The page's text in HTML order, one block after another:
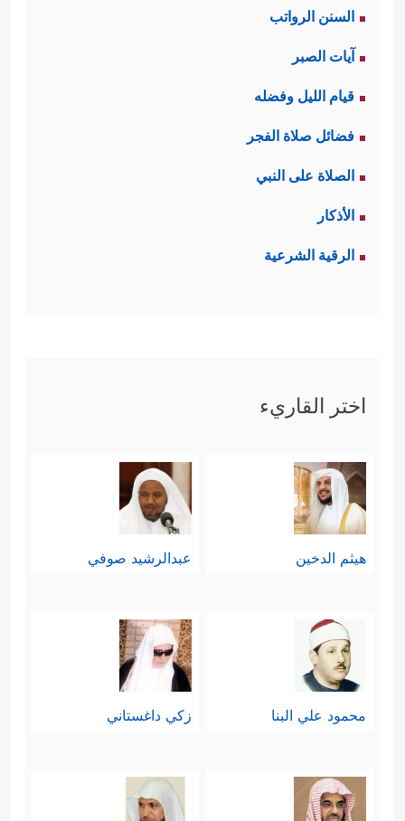
السنن الرواتب
آيات الصبر
قيام الليل وفضله
فضائل صلاة الفجر
الصلاة على النبي
الأذكار
الرقية الشرعية
اختر القاريء
هيثم الدخين عبدالرشيد صوفي
محمود علي البنا زكي داغستاني